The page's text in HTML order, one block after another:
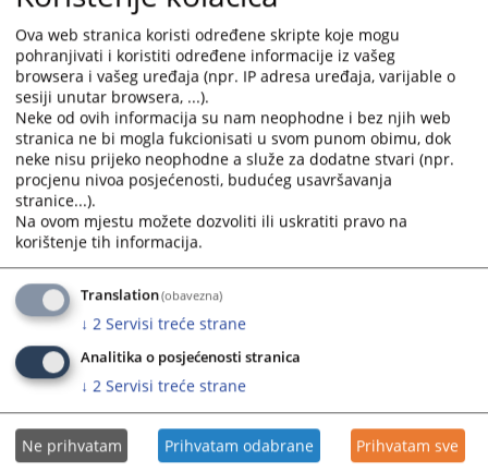
Ova web stranica koristi određene skripte koje mogu
pohranjivati i koristiti određene informacije iz vašeg
browsera i vašeg uređaja (npr. IP adresa uređaja, varijable o
sesiji unutar browsera, ...).
Neke od ovih informacija su nam neophodne i bez njih web
stranica ne bi mogla fukcionisati u svom punom obimu, dok
neke nisu prijeko neophodne a služe za dodatne stvari (npr.
procjenu nivoa posjećenosti, budućeg usavršavanja
stranice...).
Na ovom mjestu možete dozvoliti ili uskratiti pravo na
korištenje tih informacija.
Translation(obavezna)
↓ 2 Servisi treće strane
Analitika o posjećenosti stranica
↓ 2 Servisi treće strane
Ne prihvatam Prihvatam odabrane Prihvatam sve